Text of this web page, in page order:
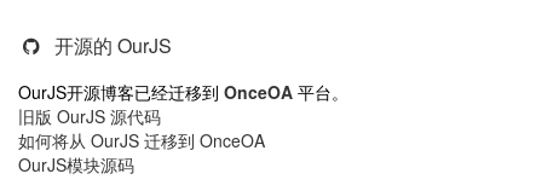
开源的 OurJS
OurJS开源博客已经迁移到 OnceOA 平台。
旧版 OurJS 源代码
如何将从 OurJS 迁移到 OnceOA
OurJS模块源码